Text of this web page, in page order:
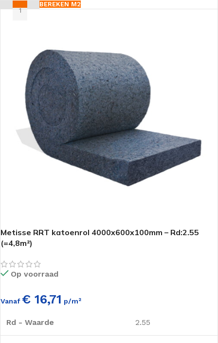
BEREKEN M2
Metisse RRT katoenrol 4000x600x100mm – Rd:2.55
(=4,8m²)
Op voorraad
Vanaf € 16,71 p/m²
Rd - Waarde 2.55